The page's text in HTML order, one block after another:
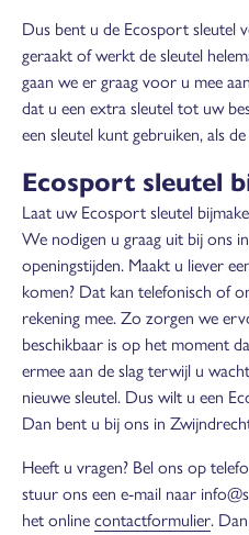
Dus bent u de Ecosport sleutel
geraakt of werkt de sleutel
gaan we er graag voor u mee
dat u een extra sleutel tot uw
een sleutel kunt gebruiken, als
Ecosport sleutel
Laat uw Ecosport sleutel
We nodigen u graag uit bij ons
openingstijden. Maakt u liever
komen? Dat kan telefonisch of
rekening mee. Zo zorgen we
beschikbaar is op het moment
ermee aan de slag terwijl u
nieuwe sleutel. Dus wilt u een
Dan bent u bij ons in
Heeft u vragen? Bel ons op
stuur ons een e-mail naar
het online contactformulier.